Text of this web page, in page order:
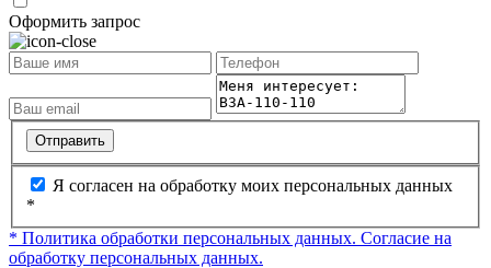
Оформить запрос
Отправить
Я согласен на обработку моих персональных данных
*
* Политика обработки персональных данных. Согласие на
обработку персональных данных.